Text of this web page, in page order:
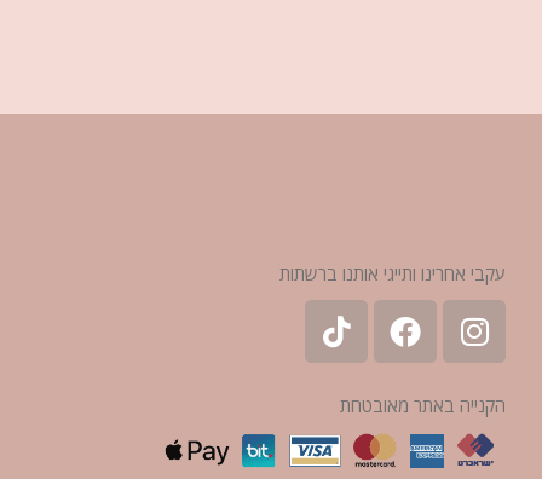
עקבי אחרינו ותייגי אותנו ברשתות
הקנייה באתר מאובטחת